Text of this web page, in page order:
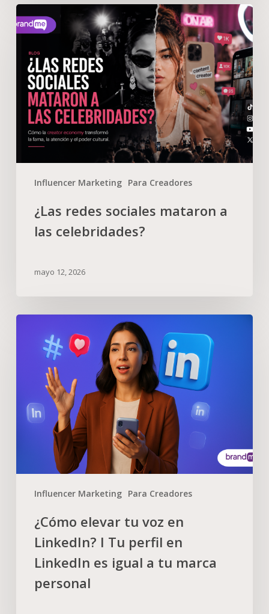
Influencer Marketing Para Creadores
¿Las redes sociales mataron a
las celebridades?
mayo 12, 2026
Influencer Marketing Para Creadores
¿Cómo elevar tu voz en
LinkedIn? I Tu perfil en
LinkedIn es igual a tu marca
personal